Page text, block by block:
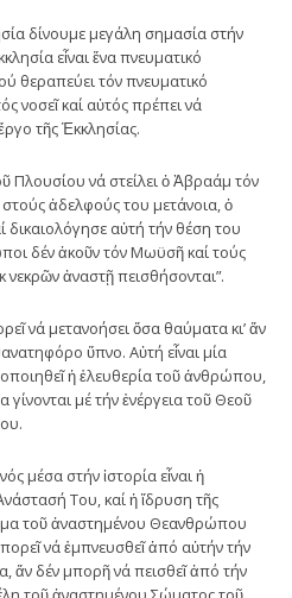
δίνουμε μεγάλη σημασία στήν
εἶναι ἕνα πνευματικό
θεραπεύει τόν πνευματικό
νοσεῖ καί αὐτός πρέπει νά
τῆς Ἐκκλησίας.
Πλουσίου νά στείλει ὁ Ἀβραάμ τόν
ἀδελφούς του μετάνοια, ὁ
αὐτή τήν θέση του
δέν ἀκοῦν τόν Μωϋσῆ καί τούς
νεκρῶν ἀναστῇ πεισθήσονται”.
νά μετανοήσει ὅσα θαύματα κι’ ἄν
ὕπνο. Αὐτή εἶναι μία
ἡ ἐλευθερία τοῦ ἀνθρώπου,
μέ τήν ἐνέργεια τοῦ Θεοῦ
μέσα στήν ἱστορία εἶναι ἡ
Του, καί ἡ ἵδρυση τῆς
τοῦ ἀναστημένου Θεανθρώπου
νά ἐμπνευσθεῖ ἀπό αὐτήν τήν
ἄν δέν μπορῆ νά πεισθεῖ ἀπό τήν